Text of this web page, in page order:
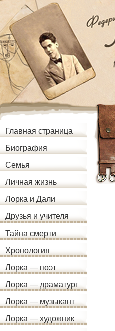
Главная страница
Биография
Семья
Личная жизнь
Лорка и Дали
Друзья и учителя
Тайна смерти
Хронология
Лорка — поэт
Лорка — драматург
Лорка — музыкант
Лорка — художник